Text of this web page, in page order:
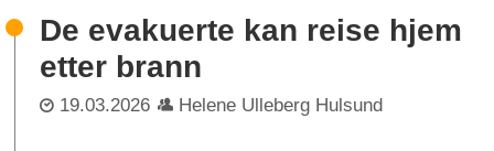
De evakuerte kan reise hjem
etter brann
19.03.2026 Helene Ulleberg Hulsund